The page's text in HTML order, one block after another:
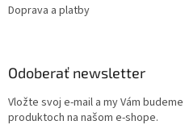
Doprava a platby
Odoberať newsletter
Vložte svoj e-mail a my Vám
produktoch na našom e-shope.